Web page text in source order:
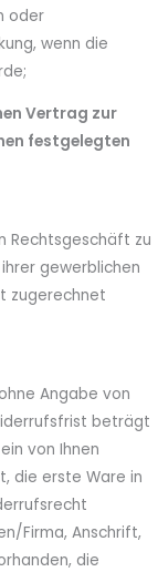
oder
wenn die
Vertrag zur
festgelegten
Rechtsgeschäft zu
gewerblichen
zugerechnet
Angabe von
beträgt
von Ihnen
die erste Ware in
Firma, Anschrift,
die